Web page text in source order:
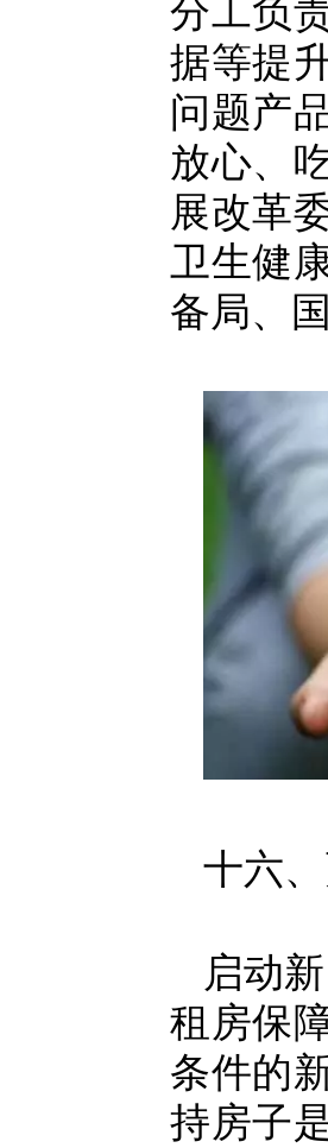
分工负
据等提
问题产
放心、
展改革
卫生健
备局、
十六
启动
租房保
条件的
持房子